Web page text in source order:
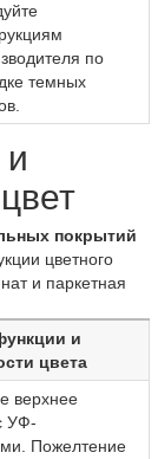
по
темных
покрытий
цветного
и паркетная
и
цвета
верхнее
УФ-
Пожелтение